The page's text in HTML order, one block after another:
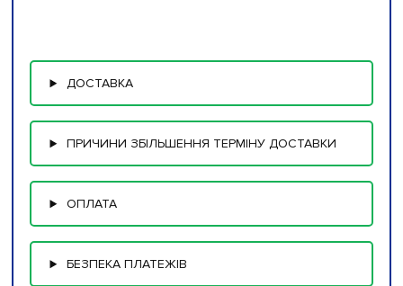
ДОСТАВКА
ПРИЧИНИ ЗБІЛЬШЕННЯ ТЕРМІНУ ДОСТАВКИ
ОПЛАТА
БЕЗПЕКА ПЛАТЕЖІВ